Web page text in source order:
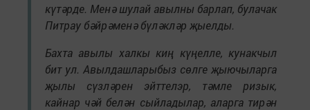
күтәрде. Менә шулай авылны барлап, булачак
Питрау бәйрәменә бүләкләр җыелды.
Бахта авылы халкы киң күңелле, кунакчыл
бит ул. Авылдашларыбыз сөлге җыючыларга
җылы сүзләрен эйттелэр, тәмле ризык,
кайнар чәй белән сыйладылар, аларга тирән